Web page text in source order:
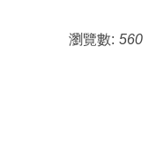
瀏覽數: 560